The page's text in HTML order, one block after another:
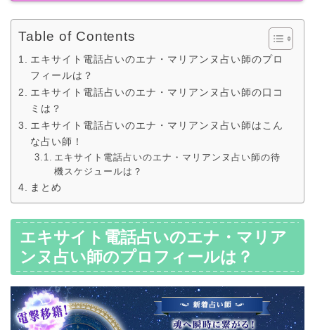
Table of Contents
エキサイト電話占いのエナ・マリアンヌ占い師のプロ
フィールは？
エキサイト電話占いのエナ・マリアンヌ占い師の口コ
ミは？
エキサイト電話占いのエナ・マリアンヌ占い師はこん
な占い師！
エキサイト電話占いのエナ・マリアンヌ占い師の待
機スケジュールは？
まとめ
エキサイト電話占いのエナ・マリア
ンヌ占い師のプロフィールは？